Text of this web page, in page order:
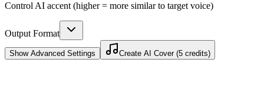
Control AI accent (higher = more similar to target voice)
Output Format
ShowAdvanced Settings Create AI Cover (5 credits)